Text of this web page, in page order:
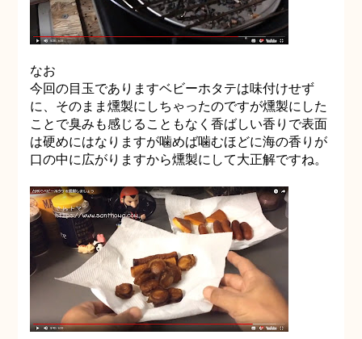
なお
今回の目玉でありますベビーホタテは味付けせず
に、そのまま燻製にしちゃったのですが燻製にした
ことで臭みも感じることもなく香ばしい香りで表面
は硬めにはなりますが噛めば噛むほどに海の香りが
口の中に広がりますから燻製にして大正解ですね。